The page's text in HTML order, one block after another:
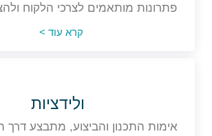
פתרונות מותאמים לצרכי הלקוח
קרא עוד >
ולידציות
אימות התכנון והביצוע, מתבצע דרך